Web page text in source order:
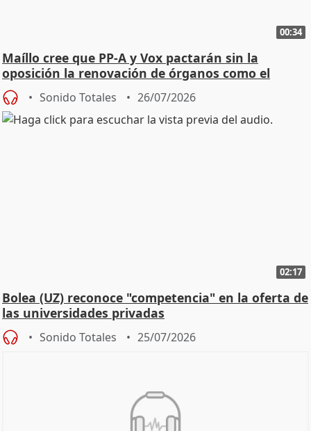
00:34
Maíllo cree que PP-A y Vox pactarán sin la
oposición la renovación de órganos como el
Defensor
Sonido Totales 26/07/2026
02:17
Bolea (UZ) reconoce "competencia" en la oferta de
las universidades privadas
Sonido Totales 25/07/2026